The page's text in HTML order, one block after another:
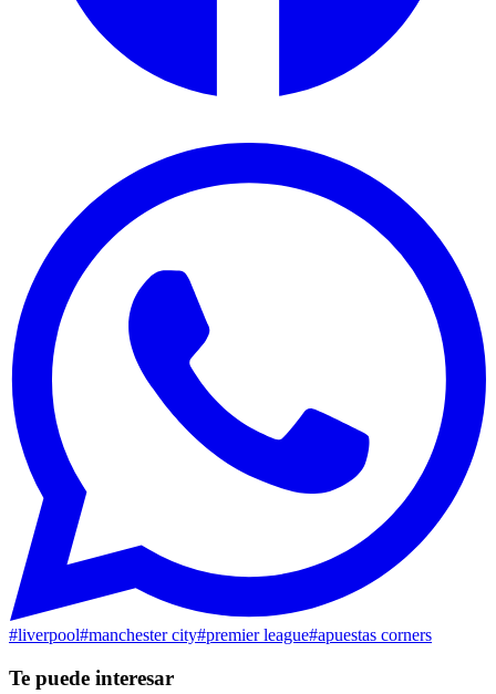
#liverpool#manchester city#premier league#apuestas corners
Te puede interesar